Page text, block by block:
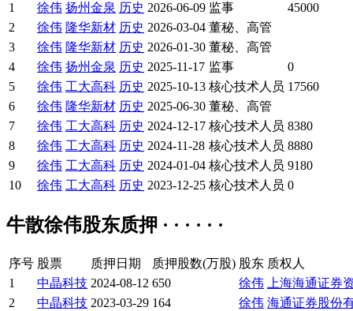
1
徐伟 扬州金泉 历史 2026-06-09 监事
45000
2
徐伟 隆华新材 历史 2026-03-04 董秘、高管
3
徐伟 隆华新材 历史 2026-01-30 董秘、高管
4
徐伟 扬州金泉 历史 2025-11-17 监事
0
5
徐伟 工大高科 历史 2025-10-13 核心技术人员 17560
6
徐伟 隆华新材 历史 2025-06-30 董秘、高管
7
徐伟 工大高科 历史 2024-12-17 核心技术人员 8380
8
徐伟 工大高科 历史 2024-11-28 核心技术人员 8880
9
徐伟 工大高科 历史 2024-01-04 核心技术人员 9180
10
徐伟 工大高科 历史 2023-12-25 核心技术人员 0
牛散徐伟股东质押 · · · · · ·
序号 股票 质押日期 质押股数(万股) 股东 质权人
1
中晶科技 2024-08-12 650 徐伟
上海海通证券
2
中晶科技 2023-03-29 164 徐伟 海通证券股份